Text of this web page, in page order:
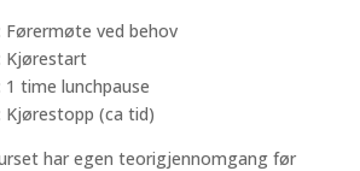
Førermøte ved behov
Kjørestart
1 time lunchpause
Kjørestopp (ca tid)
har egen teorigjennomgang før